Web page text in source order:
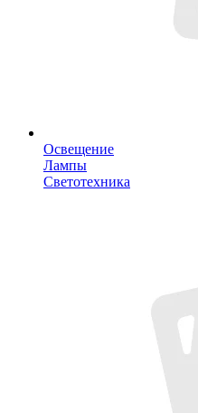
Освещение
Лампы
Светотехника